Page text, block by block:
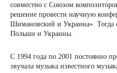
совместно с Союзом
решение провести научную
Шимановский и Украина». Тогда
Польши и Украины.
С 1994 года по 2001 постоянно
звучала музыка известного